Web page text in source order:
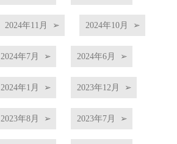
2024年11月 2024年10月
2024年7月 2024年6月
2024年1月 2023年12月
2023年8月 2023年7月